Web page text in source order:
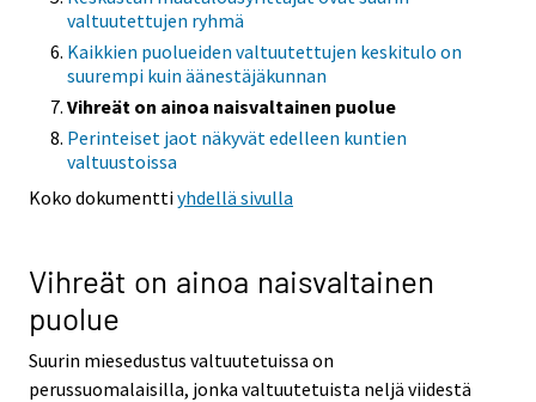
valtuutettujen ryhmä
Kaikkien puolueiden valtuutettujen keskitulo on
suurempi kuin äänestäjäkunnan
Vihreät on ainoa naisvaltainen puolue
Perinteiset jaot näkyvät edelleen kuntien
valtuustoissa
Koko dokumenttiyhdellä sivulla
Vihreät on ainoa naisvaltainen
puolue
Suurin miesedustus valtuutetuissa on
perussuomalaisilla, jonka valtuutetuista neljä viidestä